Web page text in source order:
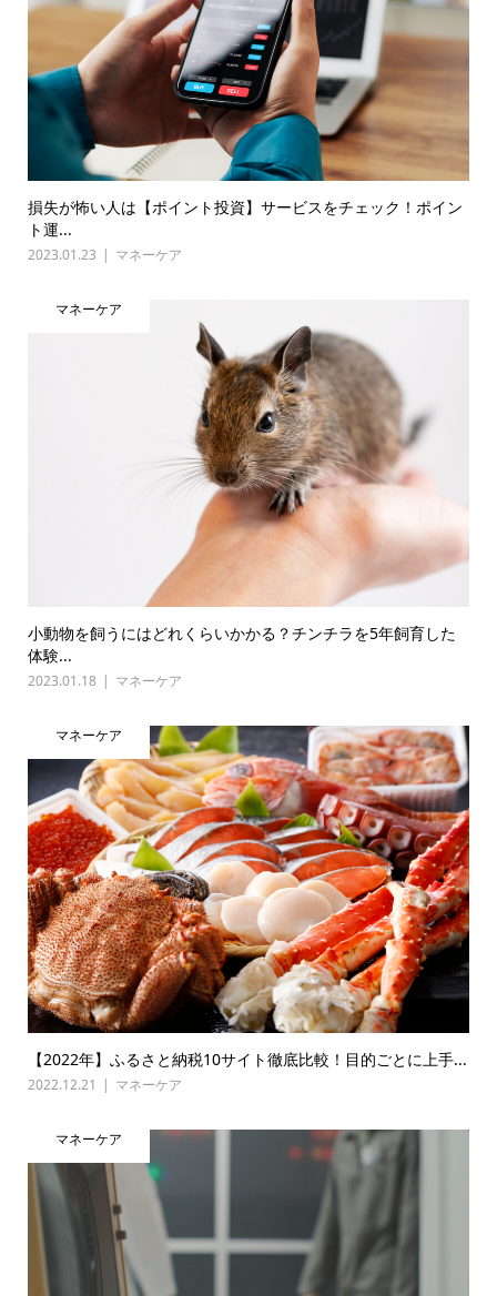
損失が怖い人は【ポイント投資】サービスをチェック！ポイン
ト運...
2023.01.23 マネーケア
マネーケア
小動物を飼うにはどれくらいかかる？チンチラを5年飼育した
体験...
2023.01.18 マネーケア
マネーケア
【2022年】ふるさと納税10サイト徹底比較！目的ごとに上手...
2022.12.21 マネーケア
マネーケア